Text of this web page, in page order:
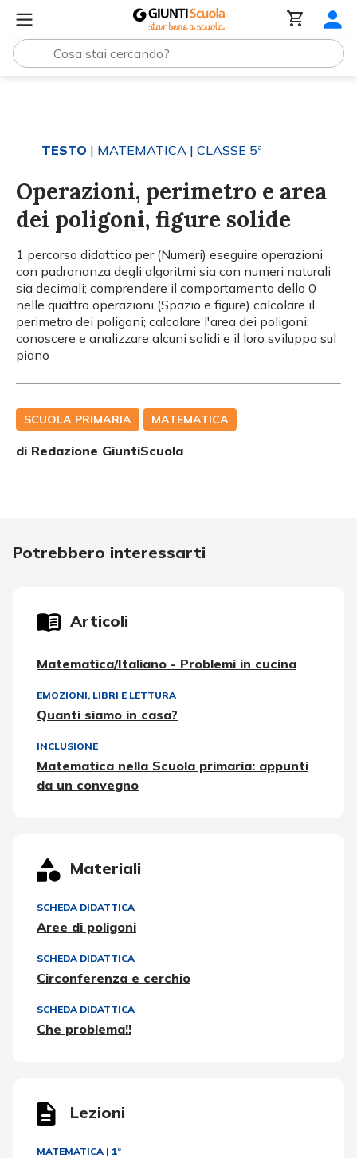
TESTO | MATEMATICA | CLASSE 5ª
Operazioni, perimetro e area
dei poligoni, figure solide
1 percorso didattico per (Numeri) eseguire operazioni
con padronanza degli algoritmi sia con numeri naturali
sia decimali; comprendere il comportamento dello 0
nelle quattro operazioni (Spazio e figure) calcolare il
perimetro dei poligoni; calcolare l'area dei poligoni;
conoscere e analizzare alcuni solidi e il loro sviluppo sul
piano
SCUOLA PRIMARIA MATEMATICA
di Redazione GiuntiScuola
Potrebbero interessarti
Articoli
Matematica/Italiano - Problemi in cucina
EMOZIONI, LIBRI E LETTURA
Quanti siamo in casa?
INCLUSIONE
Matematica nella Scuola primaria: appunti
da un convegno
Materiali
SCHEDA DIDATTICA
Aree di poligoni
SCHEDA DIDATTICA
Circonferenza e cerchio
SCHEDA DIDATTICA
Che problema!!
Lezioni
MATEMATICA | 1ª